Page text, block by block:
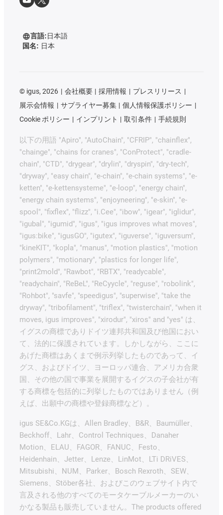
言語:日本語
国名: 日本
© igus, 2026 会社概要 採用情報
プレスリリース
展示会情報
サプライヤー募集
個人情報保護ポリシー
Cookie ポリシー
インプリント 取引条件 手続規則
以下の用語 "Apiro", "AutoChain", "CFRIP", "chainflex",
"chainge", "chains for cranes", "ConProtect", "cradle-
chain", "CTD", "drygear", "drylin", "dryspin", "dry-tech",
"dryway", "easy chain", "e-chain", "e-chain systems", "e-
ketten", "e-kettensysteme", "e-loop", "energy chain",
"energy chain systems", "enjoyneering", "e-skin", "e-
spool", "fixflex", "flizz", "i.Cee", "ibow", "igear", "iglidur",
"igubal", "igumid", "igus", "igus improves what moves",
"igus:bike", "igusGO", "igutex", "iguverse", "iguversum",
"kineKIT", "kopla", "manus", "motion plastics", "motion
polymers", "motionary", "plastics for longer life",
"print2mold", "Rawbot", "RBTX", "readycable",
"readychain", "ReBeL", "ReCyycle", "reguse", "robolink",
"Rohbot", "savfe", "speedigus", "superwise", "take the
dryway", "tribofilament", "triflex", "twisterchain", "when it
moves, igus improves", "xirodur", "xiros" and "yes" は、
イグスの商標でありドイツ連邦共和国及び他国におい
て、法的に保護されています。しかしながら、ここに
あげた商標はあくまで例示列挙したものであって、イ
グス、およびドイツ、ヨーロッパ連合、アメリカ合衆
国、その他の国で事業を展開するイグスの子会社が有
する商標を包括的に列挙したものではありません（例
えば、出願中の商標や登録商標など）。
igus SE&Co.KGは、Allen Bradley、B&R、Baumüller、
Beckhoff、Lahr、Control Techniques、Danaher
Motion、ELAU、FAGOR、FANUC、Festo、
Heidenhain、Jetter、Lenze、LinMot、LTi DRiVES、
Mitsubishi、NUM、Parker、Bosch Rexroth、SEW、
Siemens、Stöber各社、およびこのウェブサイト内で
言及される他のすべてのモータケーブルメーカーのい
かなる製品も販売していません。The products offered